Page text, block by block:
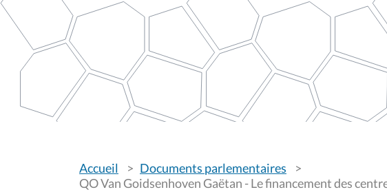
o
u
Accueil
Documents parlementaires
QO Van Goidsenhoven Gaëtan - Le financement des